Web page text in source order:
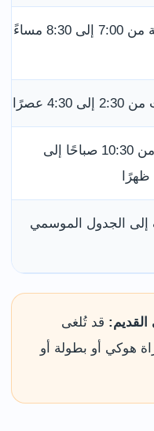
8:30 مساءً
4:30 عصرًا
الأحد من 10:30 صباحًا إلى
الجدول الموسمي
القديم: قد تُلغى
هوكي أو بطولة أو